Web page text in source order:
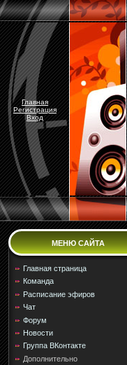
Главная
Регистрация
Вход
МЕНЮ САЙТА
Главная страница
Команда
Расписание эфиров
Чат
Форум
Новости
Группа ВКонтакте
Дополнительно